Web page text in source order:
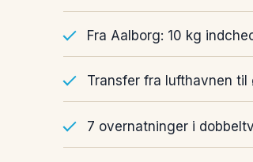
Fra Aalborg: 10 kg
Transfer fra lufthavnen til
7 overnatninger i